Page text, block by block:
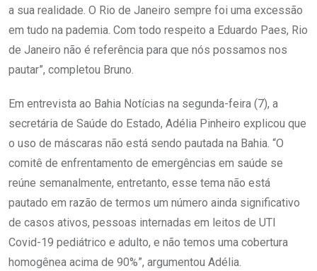
a sua realidade. O Rio de Janeiro sempre foi uma excessão
em tudo na pademia. Com todo respeito a Eduardo Paes, Rio
de Janeiro não é referência para que nós possamos nos
pautar”, completou Bruno.
Em entrevista ao Bahia Notícias na segunda-feira (7), a
secretária de Saúde do Estado, Adélia Pinheiro explicou que
o uso de máscaras não está sendo pautada na Bahia. “O
comitê de enfrentamento de emergências em saúde se
reúne semanalmente, entretanto, esse tema não está
pautado em razão de termos um número ainda significativo
de casos ativos, pessoas internadas em leitos de UTI
Covid-19 pediátrico e adulto, e não temos uma cobertura
homogênea acima de 90%”, argumentou Adélia.